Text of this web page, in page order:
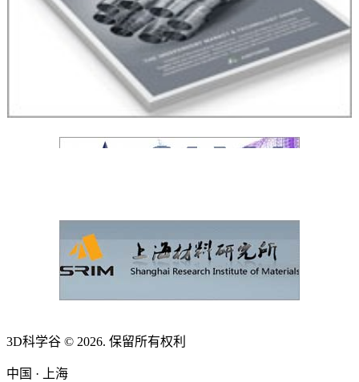
3D科学谷 © 2026. 保留所有权利
中国 · 上海